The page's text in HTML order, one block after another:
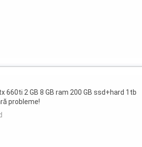
660ti 2 GB 8 GB ram 200 GB ssd+hard 1tb
probleme!